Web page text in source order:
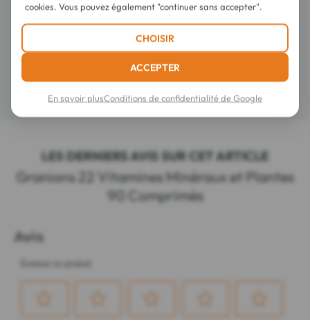
Composition
Détails
LES DERNIERS AVIS SUR CET ARTICLE
Granions 22 Vitamines Minéraux et Plantes
90 Comprimés
cookies. Vous pouvez également "continuer sans accepter".
CHOISIR
ACCEPTER
En savoir plusConditions de confidentialité de Google